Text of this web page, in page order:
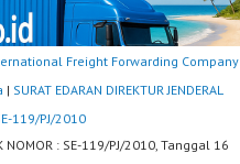
Freight Forwarding Company
| SURAT EDARAN DIREKTUR JENDERAL
119/PJ/2010
NOMOR : SE-119/PJ/2010, Tanggal 16